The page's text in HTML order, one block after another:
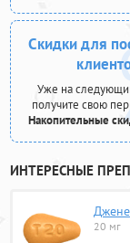
Скидки для
Уже на
получите свою
Накопительные
ИНТЕРЕСНЫЕ
20 мг